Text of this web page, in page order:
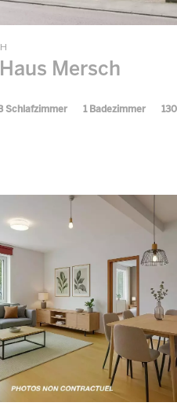
Mersch
Schlafzimmer 1 Badezimmer